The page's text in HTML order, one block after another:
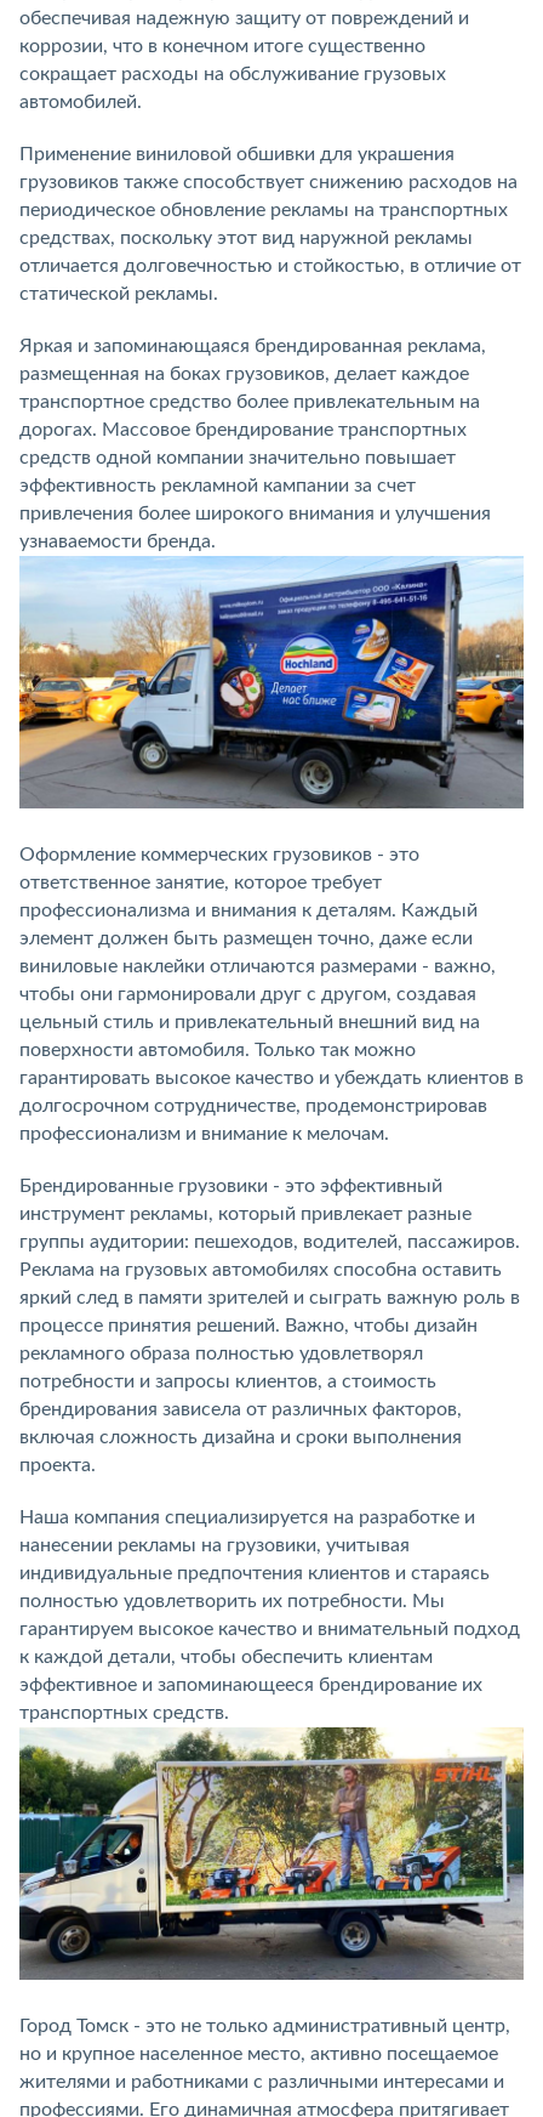
обеспечивая надежную защиту от повреждений и
коррозии, что в конечном итоге существенно
сокращает расходы на обслуживание грузовых
автомобилей.
Применение виниловой обшивки для украшения
грузовиков также способствует снижению расходов на
периодическое обновление рекламы на транспортных
средствах, поскольку этот вид наружной рекламы
отличается долговечностью и стойкостью, в отличие от
статической рекламы.
Яркая и запоминающаяся брендированная реклама,
размещенная на боках грузовиков, делает каждое
транспортное средство более привлекательным на
дорогах. Массовое брендирование транспортных
средств одной компании значительно повышает
эффективность рекламной кампании за счет
привлечения более широкого внимания и улучшения
узнаваемости бренда.
Оформление коммерческих грузовиков - это
ответственное занятие, которое требует
профессионализма и внимания к деталям. Каждый
элемент должен быть размещен точно, даже если
виниловые наклейки отличаются размерами - важно,
чтобы они гармонировали друг с другом, создавая
цельный стиль и привлекательный внешний вид на
поверхности автомобиля. Только так можно
гарантировать высокое качество и убеждать клиентов в
долгосрочном сотрудничестве, продемонстрировав
профессионализм и внимание к мелочам.
Брендированные грузовики - это эффективный
инструмент рекламы, который привлекает разные
группы аудитории: пешеходов, водителей, пассажиров.
Реклама на грузовых автомобилях способна оставить
яркий след в памяти зрителей и сыграть важную роль в
процессе принятия решений. Важно, чтобы дизайн
рекламного образа полностью удовлетворял
потребности и запросы клиентов, а стоимость
брендирования зависела от различных факторов,
включая сложность дизайна и сроки выполнения
проекта.
Наша компания специализируется на разработке и
нанесении рекламы на грузовики, учитывая
индивидуальные предпочтения клиентов и стараясь
полностью удовлетворить их потребности. Мы
гарантируем высокое качество и внимательный подход
к каждой детали, чтобы обеспечить клиентам
эффективное и запоминающееся брендирование их
транспортных средств.
Город Томск - это не только административный центр,
но и крупное населенное место, активно посещаемое
жителями и работниками с различными интересами и
профессиями. Его динамичная атмосфера притягивает